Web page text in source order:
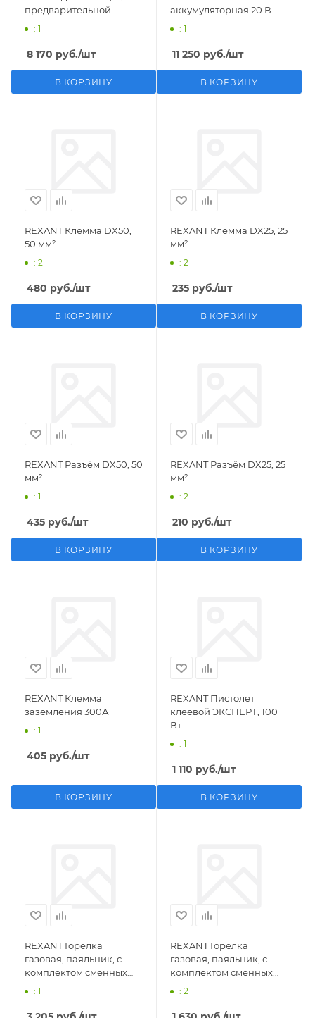
предварительной
фильтрацией
: 1
8 170 руб./шт
В КОРЗИНУ
аккумуляторная 20 В
: 1
11 250 руб./шт
В КОРЗИНУ
REXANT Клемма DX50,
50 мм²
: 2
480 руб./шт
В КОРЗИНУ
REXANT Клемма DX25, 25
мм²
: 2
235 руб./шт
В КОРЗИНУ
REXANT Разъём DX50, 50
мм²
: 1
435 руб./шт
В КОРЗИНУ
REXANT Разъём DX25, 25
мм²
: 2
210 руб./шт
В КОРЗИНУ
REXANT Клемма
заземления 300А
: 1
405 руб./шт
В КОРЗИНУ
REXANT Пистолет
клеевой ЭКСПЕРТ, 100
Вт
: 1
1 110 руб./шт
В КОРЗИНУ
REXANT Горелка
газовая, паяльник, с
комплектом сменных
насадок, 11 предметов
: 1
REXANT Горелка
газовая, паяльник, с
комплектом сменных
насадок, 3 предмета
: 2